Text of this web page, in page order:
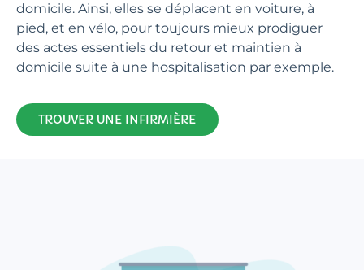
domicile. Ainsi, elles se déplacent en voiture, à
pied, et en vélo, pour toujours mieux prodiguer
des actes essentiels du retour et maintien à
domicile suite à une hospitalisation par exemple.
TROUVER UNE INFIRMIÈRE